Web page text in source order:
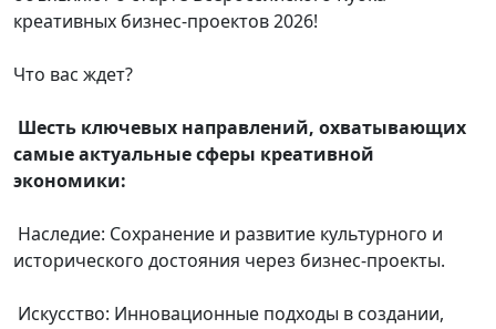
креативных бизнес-проектов 2026!
Что вас ждет?
Шесть ключевых направлений, охватывающих
самые актуальные сферы креативной
экономики:
Наследие: Сохранение и развитие культурного и
исторического достояния через бизнес-проекты.
Искусство: Инновационные подходы в создании,